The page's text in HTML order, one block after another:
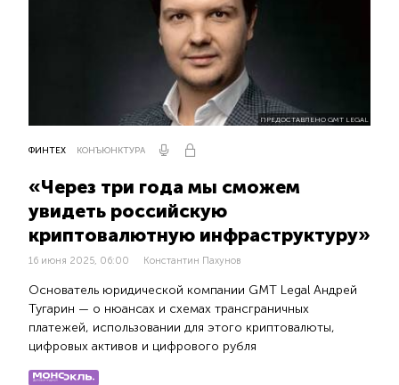
ПРЕДОСТАВЛЕНО GMT LEGAL
ФИНТЕХ КОНЪЮНКТУРА
«Через три года мы сможем
увидеть российскую
криптовалютную инфраструктуру»
16 июня 2025, 06:00 Константин Пахунов
Основатель юридической компании GMT Legal Андрей
Тугарин — о нюансах и схемах трансграничных
платежей, использовании для этого криптовалюты,
цифровых активов и цифрового рубля